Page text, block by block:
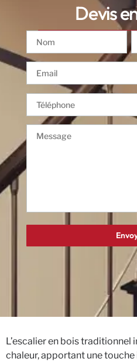
Devis
L’escalier en bois traditionnel
chaleur, apportant une